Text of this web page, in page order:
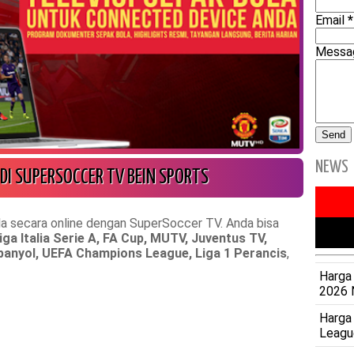
SUPERSOCCER TV BEIN SPORTS
secara online dengan SuperSoccer TV. Anda bisa
Italia Serie A, FA Cup, MUTV, Juventus TV,
UEFA Champions League, Liga 1 Perancis,
Email*
NEWS
2026